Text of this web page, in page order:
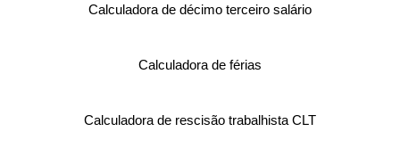
Calculadora de décimo terceiro salário
Calculadora de férias
Calculadora de rescisão trabalhista CLT